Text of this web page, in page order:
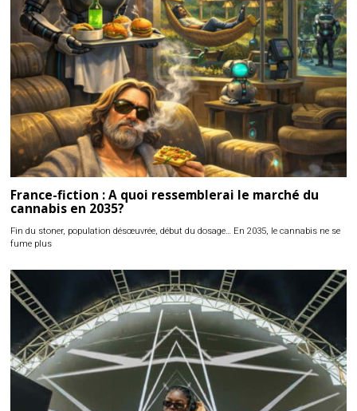
France-fiction : A quoi ressemblerai le marché du
cannabis en 2035?
Fin du stoner, population désœuvrée, début du dosage… En 2035, le cannabis ne se
fume plus